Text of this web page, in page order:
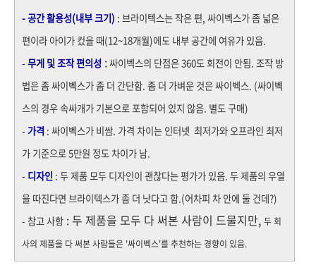
- 공간 활용성(내부 크기) : 브라이텍스는 작은 편, 싸이벡스가 좀 넓은
편이라 아이가 컸을 때(12~18개월)에도 내부 공간에 여유가 있음.
- 무게 및조작 편의성 :싸이벡스의 단점은 360도 회전이 안됨. 조작 방
법은 좀 싸이벡스가 좀 더 간단함. 좀 더 가벼운 것은 싸이벡스. (싸이벡
스의 경우 속싸개가 기본으로 포함되어 있지 않음. 별도 구매)
- 가격 : 싸이벡스가 비쌈. 가격 차이는 인터넷 최저가와 오프라인 최저
가 기준으로 5만원 정도 차이가 남.
- 디자인 : 두 제품 모두 디자인이 괜찮다는 평가가 있음. 두 제품의 우열
을 따진다면 브라이텍스가 좀 더 낫다고 함.(어차피 차 안에 둘 건데?)
- 참고 사항 : 두 제품을 모두 다 써본 사람이 드물지만, 두 회
사의 제품을 다 써본 사람들은 '싸이벡스'를 추천하는 경향이 있음.